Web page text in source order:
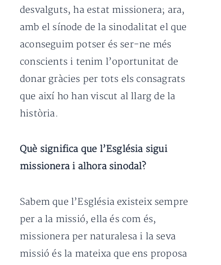
desvalguts, ha estat missionera; ara,
amb el sínode de la sinodalitat el que
aconseguim potser és ser-ne més
conscients i tenim l’oportunitat de
donar gràcies per tots els consagrats
que així ho han viscut al llarg de la
història.
Què significa que l’Església sigui
missionera i alhora sinodal?
Sabem que l’Església existeix sempre
per a la missió, ella és com és,
missionera per naturalesa i la seva
missió és la mateixa que ens proposa